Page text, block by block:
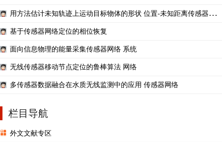
用方法估计未知轨迹上运动目标物体的形状 位置-未知距离传感器：
基于传感器网络定位的相位恢复
面向信息物理的能量采集传感器网络 系统
无线传感器移动节点定位的鲁棒算法 网络
多传感器数据融合在水质无线监测中的应用 传感器网络
栏目导航
外文文献专区